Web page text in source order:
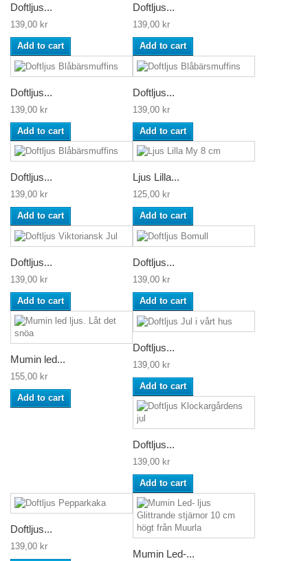
Doftljus...
139,00 kr
Add to cart
Doftljus...
139,00 kr
Add to cart
Doftljus...
139,00 kr
Add to cart
Doftljus...
139,00 kr
Add to cart
Doftljus...
139,00 kr
Add to cart
Ljus Lilla...
125,00 kr
Add to cart
Doftljus...
139,00 kr
Add to cart
Doftljus...
139,00 kr
Add to cart
Mumin led...
155,00 kr
Add to cart
Doftljus...
139,00 kr
Add to cart
Doftljus...
139,00 kr
Add to cart
Doftljus...
139,00 kr
Mumin Led-...